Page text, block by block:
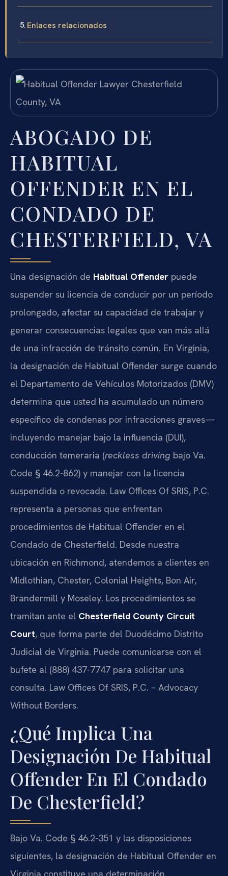
Enlaces relacionados
ABOGADO DE
HABITUAL
OFFENDER EN EL
CONDADO DE
CHESTERFIELD, VA
Una designación de Habitual Offender puede
suspender su licencia de conducir por un período
prolongado, afectar su capacidad de trabajar y
generar consecuencias legales que van más allá
de una infracción de tránsito común. En Virginia,
la designación de Habitual Offender surge cuando
el Departamento de Vehículos Motorizados (DMV)
determina que usted ha acumulado un número
específico de condenas por infracciones graves—
incluyendo manejar bajo la influencia (DUI),
conducción temeraria (reckless driving bajo Va.
Code § 46.2-862) y manejar con la licencia
suspendida o revocada. Law Offices Of SRIS, P.C.
representa a personas que enfrentan
procedimientos de Habitual Offender en el
Condado de Chesterfield. Desde nuestra
ubicación en Richmond, atendemos a clientes en
Midlothian, Chester, Colonial Heights, Bon Air,
Brandermill y Moseley. Los procedimientos se
tramitan ante el Chesterfield County Circuit
Court, que forma parte del Duodécimo Distrito
Judicial de Virginia. Puede comunicarse con el
bufete al (888) 437-7747 para solicitar una
consulta. Law Offices Of SRIS, P.C. – Advocacy
Without Borders.
¿Qué Implica Una
Designación De Habitual
Offender En El Condado
De Chesterfield?
Bajo Va. Code § 46.2-351 y las disposiciones
siguientes, la designación de Habitual Offender en